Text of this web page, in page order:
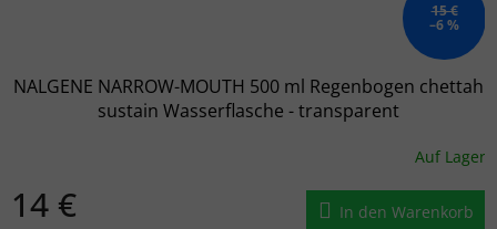
15 €
–6 %
NALGENE NARROW-MOUTH 500 ml Regenbogen chettah
sustain Wasserflasche - transparent
Auf Lager
14 € In den Warenkorb